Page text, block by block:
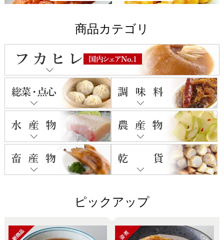
商品カテゴリ
ピックアップ